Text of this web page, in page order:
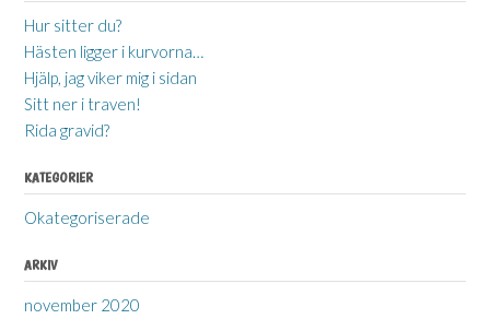
Hur sitter du?
Hästen ligger i kurvorna…
Hjälp, jag viker mig i sidan
Sitt ner i traven!
Rida gravid?
KATEGORIER
Okategoriserade
ARKIV
november 2020